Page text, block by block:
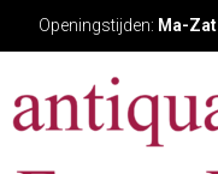
Openingstijden: Ma-Zat